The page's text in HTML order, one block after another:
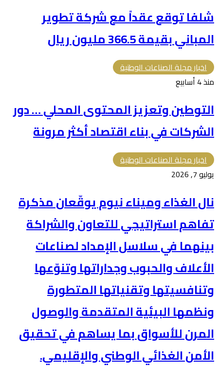
شلفا توقع عقداً مع شركة تطوير
المباني بقيمة 366.5 مليون ريال
اخبار مجلة الصناعات الوطنية
منذ 4 أسابيع
التوطين وتعزيز المحتوى المحلي … دور
الشركات في بناء اقتصاد أكثر مرونة
اخبار مجلة الصناعات الوطنية
يوليو 7, 2026
نال الغذاء وميناء نيوم يوقّعان مذكرة
تفاهم استراتيجي للتعاون والشراكة
بينهما في سلاسل الإمداد لصناعات
الأعلاف والحبوب وجداراتها وتنوّعها
وتنافسيتها وتقنياتها المتطورة
ونظمها البيئية المتقدمة والوصول
المرن للأسواق بما يساهم في تحقيق
الأمن الغذائي الوطني والإقليمي.